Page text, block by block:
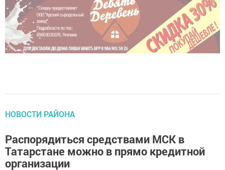
НОВОСТИ РАЙОНА
Распорядиться средствами МСК в
Татарстане можно в прямо кредитной
организации